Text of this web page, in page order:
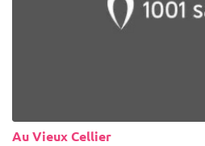
Au Vieux Cellier